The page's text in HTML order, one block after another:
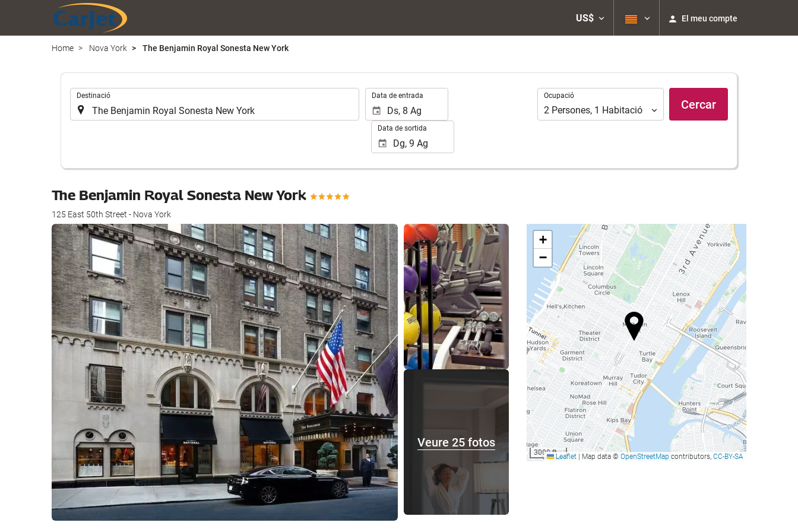
US$ El meu compte
Home Nova York The Benjamin Royal Sonesta New York
Destinació Data de entrada
Data de sortida
Ocupació
Ocupació
2 Persones, 1 Habitació Cercar
The Benjamin Royal Sonesta New York
125 East 50th Street - Nova York
Veure 25 fotos
Veure 25 fotos
+
−
3000 ftLeaflet Map data © OpenStreetMap contributors, CC-BY-SA